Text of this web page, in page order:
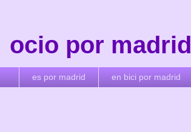
ocio por madrid
es por madrid en bici por madrid